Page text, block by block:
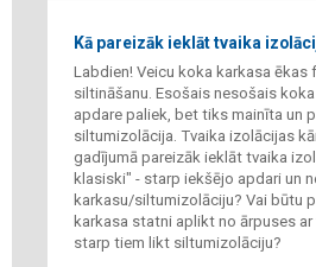
Kā pareizāk ieklāt tvaika
Labdien! Veicu koka karkasa ēkas
siltināšanu. Esošais nesošais
apdare paliek, bet tiks mainīta un
siltumizolācija. Tvaika izolācijas
gadījumā pareizāk ieklāt tvaika
klasiski" - starp iekšējo apdari un
karkasu/siltumizolāciju? Vai būtu
karkasa statni aplikt no ārpuses
starp tiem likt siltumizolāciju?